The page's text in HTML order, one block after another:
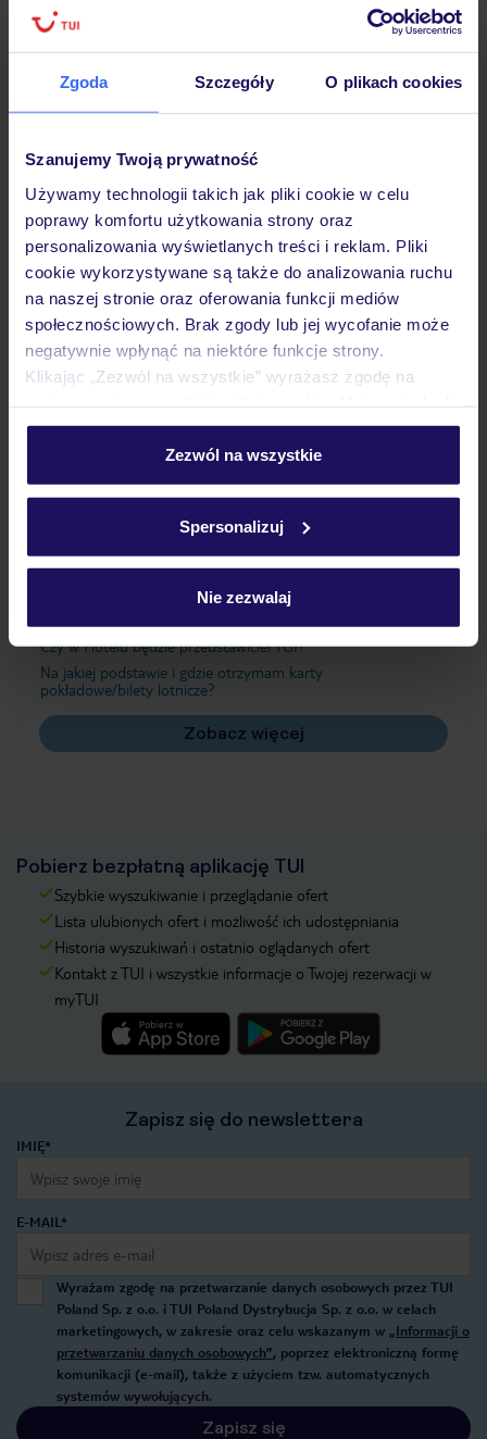
Zgoda Szczegóły O plikach cookies
Szanujemy Twoją prywatność
Używamy technologii takich jak pliki cookie w celu
poprawy komfortu użytkowania strony oraz
personalizowania wyświetlanych treści i reklam. Pliki
cookie wykorzystywane są także do analizowania ruchu
na naszej stronie oraz oferowania funkcji mediów
społecznościowych. Brak zgody lub jej wycofanie może
negatywnie wpłynąć na niektóre funkcje strony.
Klikając „Zezwól na wszystkie” wyrażasz zgodę na
personalizować swój wybór wchodząc w zakładkę
Szczegółowe informacje o plikach cookie znajdziesz
Zezwól na wszystkie
Spersonalizuj
Nie zezwalaj
Hotel
Opinie
Pokoje
Wyżywienie
Ważne informacje
Czy w Hotelu będzie przedstawiciel TUI?
Na jakiej podstawie i gdzie otrzymam karty
pokładowe/bilety lotnicze?
Zobacz więcej
Pobierz bezpłatną aplikację TUI
Szybkie wyszukiwanie i przeglądanie ofert
Lista ulubionych ofert i możliwość ich udostępniania
Historia wyszukiwań i ostatnio oglądanych ofert
Kontakt z TUI i wszystkie informacje o Twojej rezerwacji w
myTUI
Zapisz się do newslettera
IMIĘ*
E-MAIL*
Wyrażam zgodę na przetwarzanie danych osobowych przez TUI
Poland Sp. z o.o. i TUI Poland Dystrybucja Sp. z o.o. w celach
marketingowych, w zakresie oraz celu wskazanym w „Informacji o
przetwarzaniu danych osobowych”, poprzez elektroniczną formę
komunikacji (e-mail), także z użyciem tzw. automatycznych
systemów wywołujących.
Zapisz się